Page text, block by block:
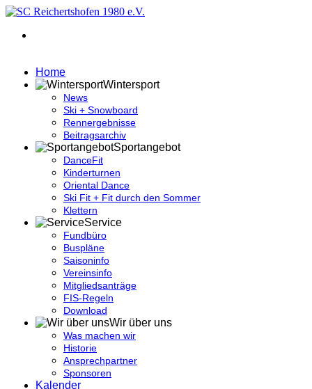
Home
Wintersport
News
Ski + Snowboard
Rennergebnisse
Beitragsarchiv
Sportangebot
DanceFit
Kinderturnen
Oriental Dance
Ski Fit + Fit durch den Sommer
Klettern
Service
Fundbüro
Buspläne
Saisoninfo
Vereinsinfo
Mitgliedsanträge
FIS-Regeln
Download
Wir über uns
Was machen wir
Historie
Ansprechpartner
Sponsoren
Kalender